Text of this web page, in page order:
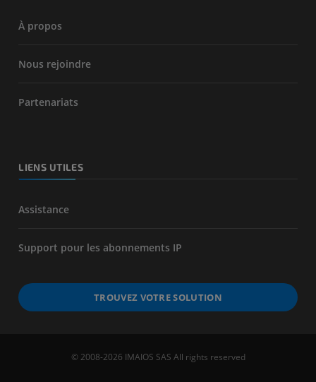
À propos
Nous rejoindre
Partenariats
LIENS UTILES
Assistance
Support pour les abonnements IP
TROUVEZ VOTRE SOLUTION
© 2008-2026 IMAIOS SAS All rights reserved